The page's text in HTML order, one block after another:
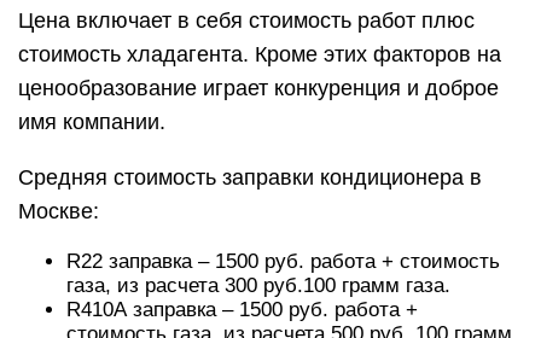
Цена включает в себя стоимость работ плюс
стоимость хладагента. Кроме этих факторов на
ценообразование играет конкуренция и доброе
имя компании.
Средняя стоимость заправки кондиционера в
Москве:
R22 заправка – 1500 руб. работа + стоимость
газа, из расчета 300 руб.100 грамм газа.
R410А заправка – 1500 руб. работа +